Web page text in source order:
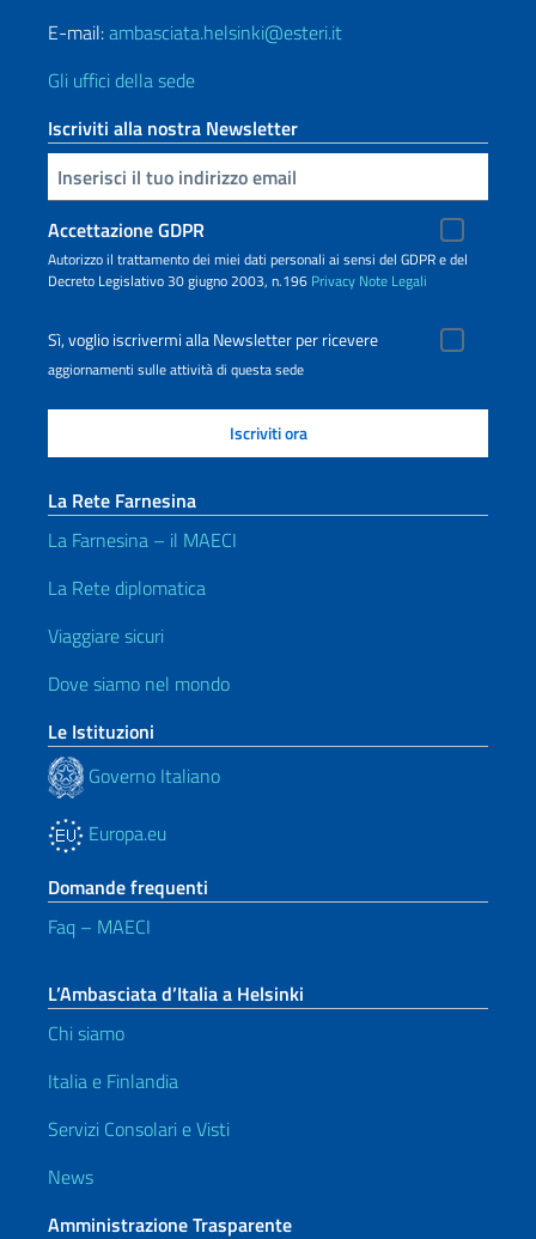
E-mail:ambasciata.helsinki@esteri.it
Gli uffici della sede
Iscriviti alla nostra Newsletter
Inserisci la tua email
Accettazione GDPR
Autorizzo il trattamento dei miei dati personali ai sensi del GDPR e del
Decreto Legislativo 30 giugno 2003, n.196 Privacy Note Legali
Sì, voglio iscrivermi alla Newsletter per ricevere
aggiornamenti sulle attività di questa sede
La Rete Farnesina
La Farnesina – il MAECI
La Rete diplomatica
Viaggiare sicuri
Dove siamo nel mondo
Le Istituzioni
Governo Italiano
Europa.eu
Domande frequenti
Faq – MAECI
L’Ambasciata d’Italia a Helsinki
Chi siamo
Italia e Finlandia
Servizi Consolari e Visti
News
Amministrazione Trasparente